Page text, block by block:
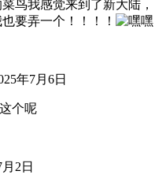
鸟我感觉来到了新大陆，
要弄一个！！！！
年7月6日
个呢
2日